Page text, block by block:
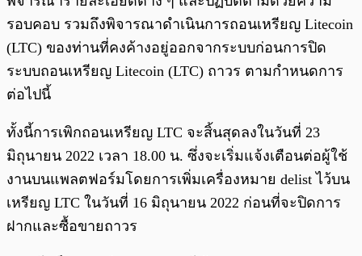
รอบคอบ รวมถึงพิจารณาดำเนินการถอนเหรียญ Litecoin
(LTC) ของท่านที่คงค้างอยู่ออกจากระบบก่อนการปิด
ระบบถอนเหรียญ Litecoin (LTC) ถาวร ตามกำหนดการ
ต่อไปนี้
ทั้งนี้การเพิกถอนเหรียญ LTC จะสิ้นสุดลงในวันที่ 23
มิถุนายน 2022 เวลา 18.00 น. ซึ่งจะเริ่มแจ้งเตือนต่อผู้ใช้
งานบนแพลตฟอร์มโดยการเพิ่มเครื่องหมาย delist ไว้บน
เหรียญ LTC ในวันที่ 16 มิถุนายน 2022 ก่อนที่จะปิดการ
ฝากและซื้อขายถาวร